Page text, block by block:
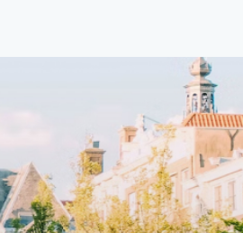
contemporary
incorporates
energy
have solar